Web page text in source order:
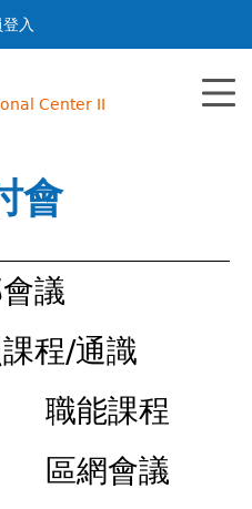
入
Center II
會
議
程/通識
職能課程
區網會議